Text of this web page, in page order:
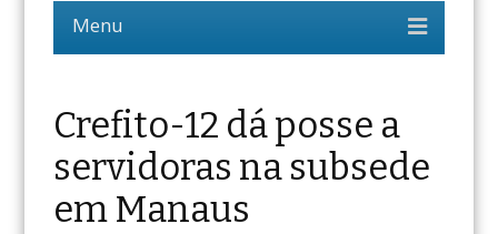
Crefito-12 dá posse a
servidoras na subsede
em Manaus